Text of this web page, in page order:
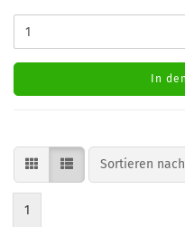
In
Sortieren nach
Sortieren nach
1